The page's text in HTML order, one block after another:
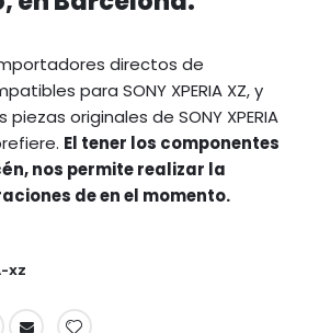
directos de
para SONY XPERIA XZ, y
originales de SONY XPERIA
El tener los componentes
nos permite realizar la
de en el momento.
XZ